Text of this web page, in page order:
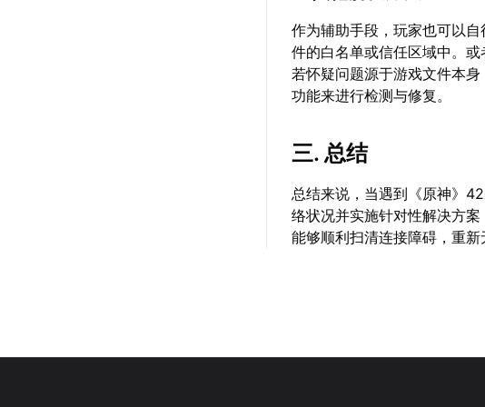
作为辅助手段，玩家也可以
件的白名单或信任区域中。
若怀疑问题源于游戏文件本身
功能来进行检测与修复。
三. 总结
总结来说，当遇到《原神》
络状况并实施针对性解决方
能够顺利扫清连接障碍，重新